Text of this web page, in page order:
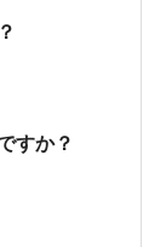
すか？